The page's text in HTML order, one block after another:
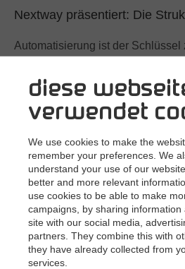
diese
verwendet
We use cookies to make the
remember your preferences. We
understand your use of our
better and more relevant
use cookies to be able to make
campaigns, by sharing
site with our social media,
partners. They combine this with
they have already collected from
services.
Nextway präsentiert: Die
Automatisierung ist der Schlüssel
Daten aus all den dynamischen
Erfahren Sie mehr
Nehmen Sie mit Nextway teil: